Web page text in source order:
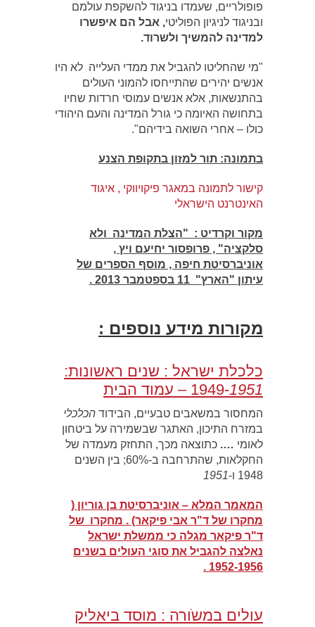
פופולריים, שעמדו בניגוד להשקפת עולמם
ובניגוד לניגיון הפוליטי, אבל הם איפשרו
למדינה להמשיך ולשרוד.
"מי שהחליטו להגביל את ממדי העלייה לא היו
אנשים יהירים שהתייחסו להמוני העולים
בהתנשאות, אלא אנשים עמוסי חרדות שחיו
בתחושה האיומה כי גורל המדינה והעם היהודי
כולו – אחרי השואה בידיהם".
בתמונה: תור למזון בתקופת הצנע
קישור לתמונה במאגר פיקויווקי , איגוד
האינטרנט הישראלי
מקור וקרדיט : "הצלת המדינה ולא
סלקציה" , פרופסור יחיעם ויץ ,
אוניברסיטת חיפה , מוסף הספרים של
עיתון "הארץ" 11 בספטמבר 2013 .
מקורות מידע נוספים :
כלכלת ישראל : שנים ראשונות:
1949-1951 – עמוד הבית
המחסור במשאבים טבעיים, הבידוד הכלכלי
במזרח התיכון, האתגר שבשמירה על ביטחון
לאומי …. כתוצאה מכך, התחזק מעמדה של
החקלאות, שהתרחבה ב-60%; בין השנים
1948 ו-
1951
המאמר המלא – אוניברסיטת בן גוריון (
מחקרו של ד"ר אבי פיקאר) . מחקרו של
ד"ר פיקאר מגלה כי ממשלת ישראל
נאלצה להגביל את סוגי העולים בשנים
1952-1956 .
עולים במשֹורה : מוסד ביאליק